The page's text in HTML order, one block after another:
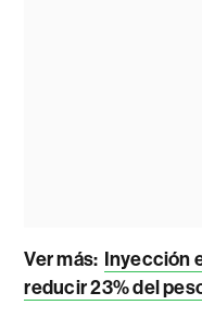
Ver más: Inyección
reducir 23% del